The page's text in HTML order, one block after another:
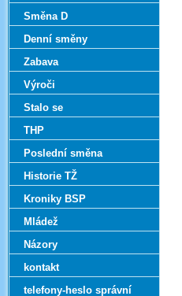
Směna D
Denní směny
Zabava
Výroči
Stalo se
THP
Poslední směna
Historie TŽ
Kroniky BSP
Mládež
Názory
kontakt
telefony-heslo správní